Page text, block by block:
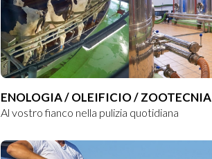
ENOLOGIA / OLEIFICIO / ZOOTECNIA
Al vostro fianco nella pulizia quotidiana